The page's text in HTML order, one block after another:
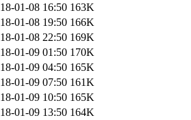
01-08 16:50 163K
01-08 19:50 166K
01-08 22:50 169K
01-09 01:50 170K
01-09 04:50 165K
01-09 07:50 161K
01-09 10:50 165K
01-09 13:50 164K